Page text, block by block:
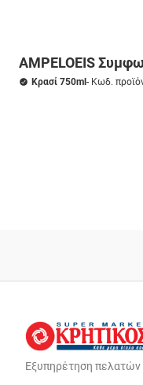
AMPELOEIS
Κρασί 750ml - Κωδ.
Εξυπηρέτηση πελατών